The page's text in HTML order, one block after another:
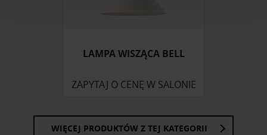
Partnerzy mogą połączyć te informacje z innymi danymi
korzystania z ich usług.
LAMPA WISZĄCA BELL
ZAPYTAJ O CENĘ W SALONIE
WIĘCEJ PRODUKTÓW Z TEJ KATEGORII